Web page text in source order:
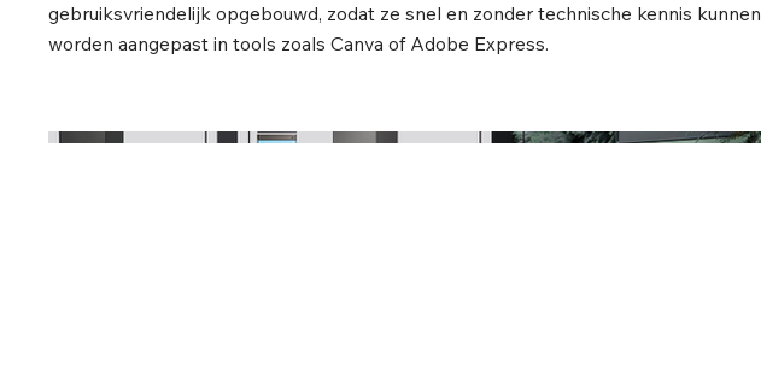
gebruiksvriendelijk opgebouwd, zodat ze snel en zonder technische kennis kunnen
worden aangepast in tools zoals Canva of Adobe Express.